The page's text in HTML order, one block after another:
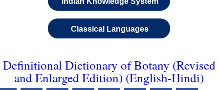
Classical Languages
Definitional Dictionary of Botany (Revised
and Enlarged Edition) (English-Hindi)